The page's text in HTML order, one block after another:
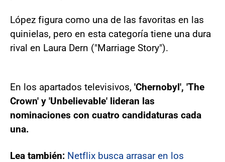
López figura como una de las favoritas en las
quinielas, pero en esta categoría tiene una dura
rival en Laura Dern ("Marriage Story").
En los apartados televisivos, 'Chernobyl', 'The
Crown' y 'Unbelievable' lideran las
nominaciones con cuatro candidaturas cada
una.
Lea también: Netflix busca arrasar en los